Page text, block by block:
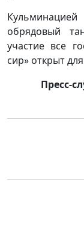
обрядовый
участие все
сир» открыт
Пресс-